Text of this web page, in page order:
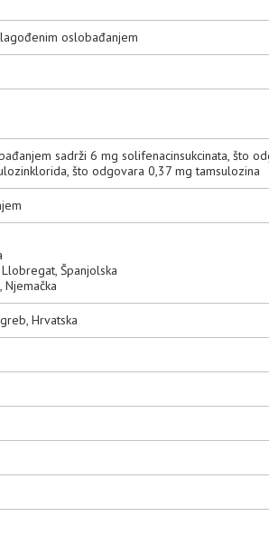
oslobađanjem
sadrži 6 mg solifenacinsukcinata, što
što odgovara 0,37 mg tamsulozina
Španjolska
Njemačka
Hrvatska